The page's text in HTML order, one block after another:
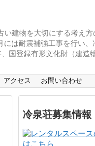
建物を大切にする考え
は耐震補強工事を行い
国登録有形文化財（建造
アクセス お問い合わせ
冷泉荘募集情報